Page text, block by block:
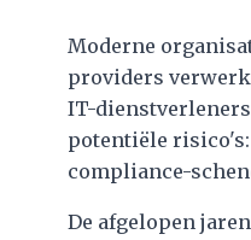
Moderne
providers
IT-
potentiële
compliance-
De afgelopen